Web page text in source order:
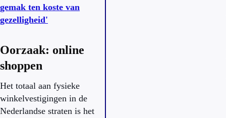
gemak ten koste van
gezelligheid'
Oorzaak: online
shoppen
Het totaal aan fysieke
winkelvestigingen in de
Nederlandse straten is het